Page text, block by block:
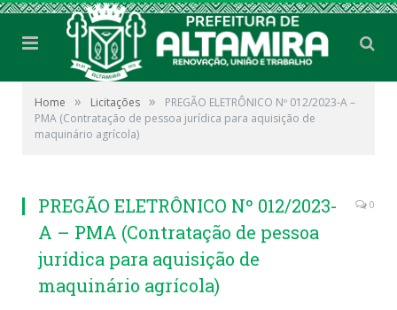
Home » Licitações »
PREGÃO ELETRÔNICO Nº 012/2023-A –
PMA (Contratação de pessoa jurídica para aquisição de
maquinário agrícola)
PREGÃO ELETRÔNICO Nº 012/2023-
A – PMA (Contratação de pessoa
jurídica para aquisição de
maquinário agrícola)
0